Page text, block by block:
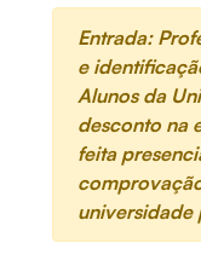
Entrada:
e
Alunos da
desconto na
feita
universidade